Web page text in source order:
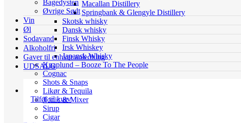
Macallan Distillery
Springbank & Glengyle Distillery
Skotsk whisky
Dansk whisky
Finsk Whisky
Irsk Whiskey
Japansk Whisky
Knaplund – Booze To The People
Cognac
Shots & Snaps
Likør & Tequila
Tonic & Mixer
Sirup
Cigar
Bagedysten
Øvrige Sødt
Vin
Øl
Sodavand
Alkoholfri
Gaver til enhver anledning
UDSALG
Tilføj til kurv